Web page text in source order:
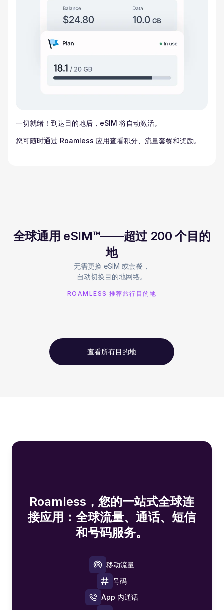
一切就绪！到达目的地后，eSIM 将自动激活。
您可随时通过 Roamless 应用查看积分、流量套餐和奖励。
全球通用 eSIM™——超过 200 个目的
地
无需更换 eSIM 或套餐，
自动切换目的地网络。
ROAMLESS 推荐旅行目的地
查看所有目的地
Roamless，您的一站式全球连
接应用：全球流量、通话、短信
和号码服务。
移动流量
号码
App 内通话